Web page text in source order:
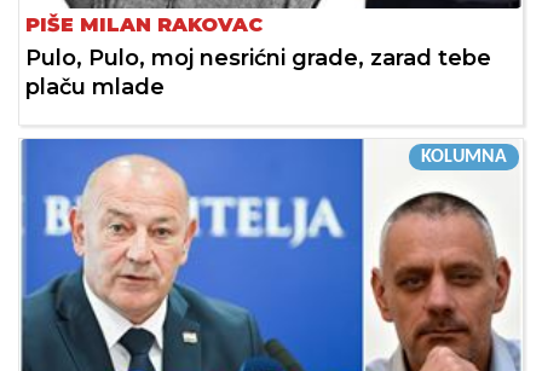
PIŠE MILAN RAKOVAC
Pulo, Pulo, moj nesrićni grade, zarad tebe
plaču mlade
KOLUMNA